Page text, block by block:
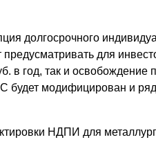
долгосрочного
для
в год, так и освобождение
будет модифицирован и ряд
НДПИ для